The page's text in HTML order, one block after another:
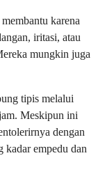
karena
iritasi, atau
mungkin juga
tipis melalui
Meskipun ini
dengan
kadar empedu dan